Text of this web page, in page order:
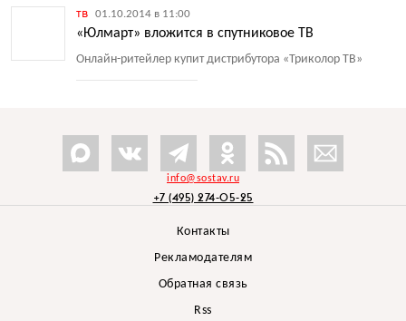
тв 01.10.2014 в 11:00
«Юлмарт» вложится в спутниковое ТВ
Онлайн-ритейлер купит дистрибутора «Триколор ТВ»
info@sostav.ru
+7 (495) 274-05-25
Контакты
Рекламодателям
Обратная связь
Rss